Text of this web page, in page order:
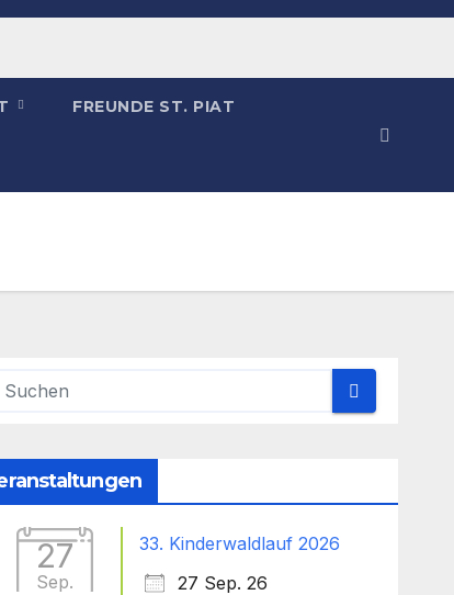
FREUNDE ST. PIAT
27
Sep.
33. Kinderwaldlauf 2026
27 Sep. 26